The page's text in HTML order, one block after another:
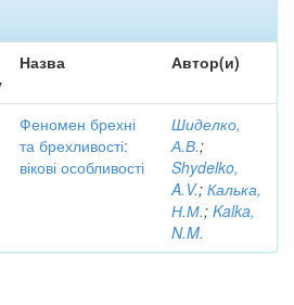
Назва Автор(и)
Феномен брехні
та брехливості:
вікові особливості
Шиделко,
А.В.;
Shydelko,
A.V.; Калька,
Н.М.; Kalka,
N.M.